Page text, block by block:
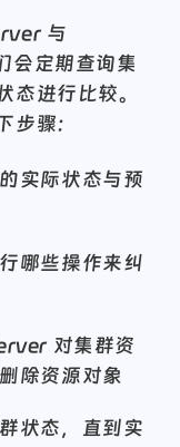
与
定期查询集
态进行比较。
实际状态与预
哪些操作来纠
对集群资